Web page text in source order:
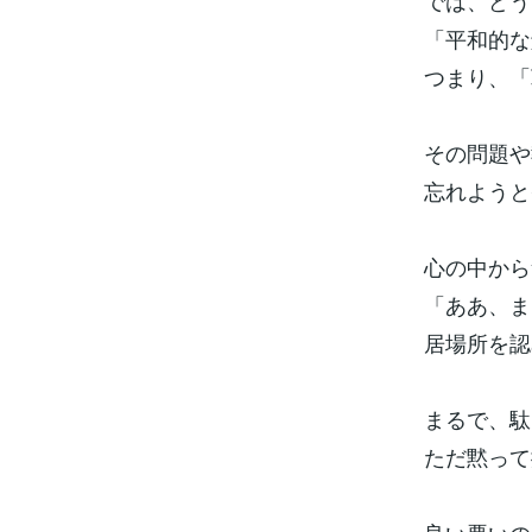
「平和的
つまり、
その問題
忘れよう
心の中か
「ああ、
居場所を
まるで、
ただ黙っ